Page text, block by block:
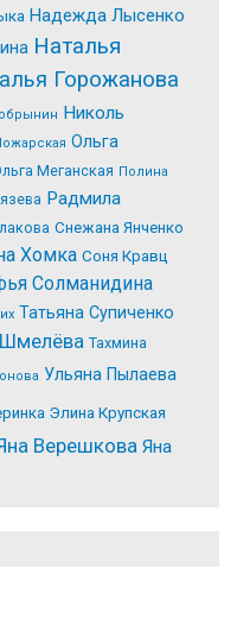
Надежда Лысенко
Наталья
Горожанова
Николь
Ольга
Меганская Полина
Радмила
Снежана Янченко
Хомка Соня Кравц
Солманидина
Татьяна Супиченко
Тахмина
Ульяна Пылаева
Элина Крупская
Верешкова Яна